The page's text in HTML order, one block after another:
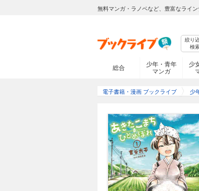
無料マンガ・ラノベなど、豊富なライ
絞り
検
総合
少年・青年
マンガ
少
電子書籍・漫画 ブックライブ 少